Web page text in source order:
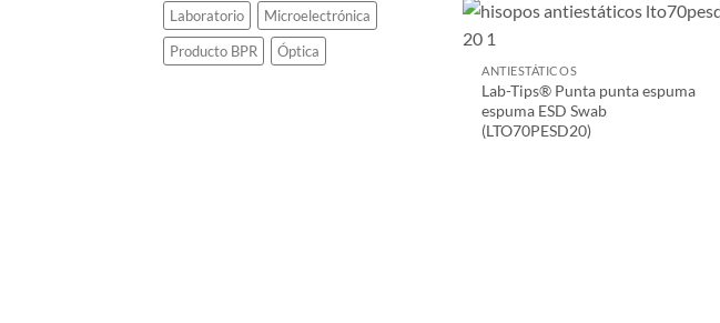
Laboratorio
Microelectrónica
Producto BPR
Óptica
ANTIESTÁTICOS
Lab-Tips® Punta punta espuma
espuma ESD Swab
(LTO70PESD20)